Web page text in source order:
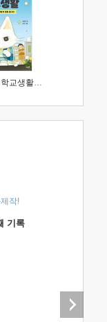
고양이 제제의 학교생활 1 : 초등학생이 이렇게 힘들 줄이야
작!
기록